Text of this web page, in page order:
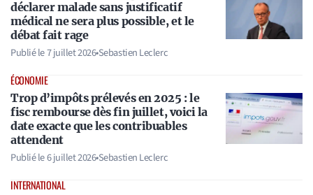
déclarer malade sans justificatif
médical ne sera plus possible, et le
débat fait rage
Publié le7 juillet 2026•Sebastien Leclerc
ÉCONOMIE
Trop d’impôts prélevés en 2025 : le
fisc rembourse dès fin juillet, voici la
date exacte que les contribuables
attendent
Publié le6 juillet 2026•Sebastien Leclerc
INTERNATIONAL